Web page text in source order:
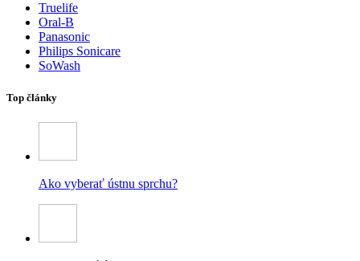
Truelife
Oral-B
Panasonic
Philips Sonicare
SoWash
Top články
Ako vyberať ústnu sprchu?